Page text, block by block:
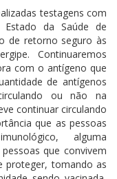
testagens com
Estado da Saúde de
de retorno seguro às
Continuaremos
com o antígeno que
de antígenos
ou não na
continuar circulando
que as pessoas
alguma
que convivem
proteger, tomando as